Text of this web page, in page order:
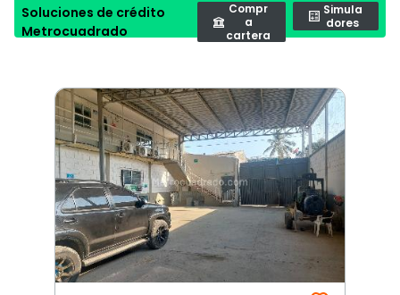
Soluciones de crédito
Metrocuadrado
Compr
a
cartera
Simula
dores